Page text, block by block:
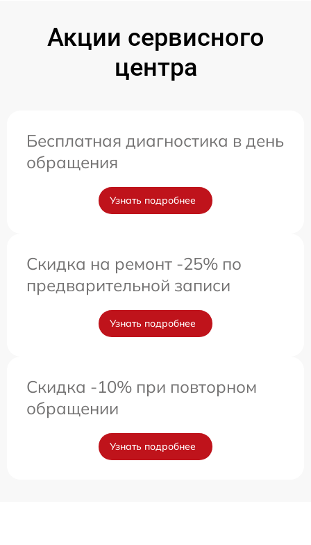
Акции сервисного
центра
Бесплатная диагностика в день
обращения
Узнать подробнее
Скидка на ремонт -25% по
предварительной записи
Узнать подробнее
Скидка -10% при повторном
обращении
Узнать подробнее